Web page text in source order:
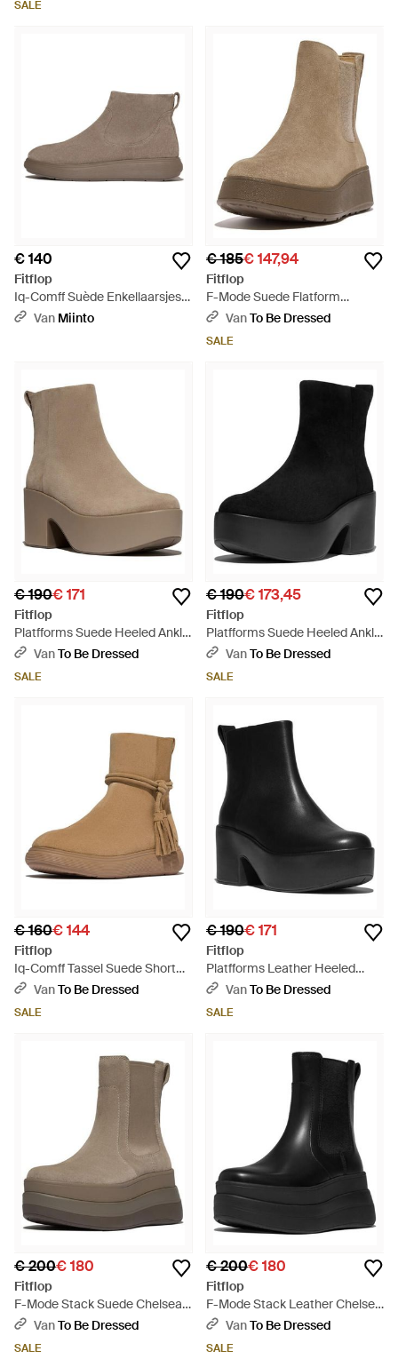
SALE
€ 140
Fitflop
Iq-Comff Suède Enkellaarsjes
Met Rits - Bruin
Van Miinto
€ 185€ 147,94
Fitflop
F-Mode Suede Flatform
Chelsea Boots 2-Tone Elastic -
VanTo Be Dressed
SALE
€ 190€ 171
Fitflop
Platfforms Suede Heeled Ankle
Boots - Bruin
VanTo Be Dressed
SALE
€ 190€ 173,45
Fitflop
Platfforms Suede Heeled Ankle
Boots - Zwart
VanTo Be Dressed
SALE
€ 160€ 144
Fitflop
Iq-Comff Tassel Suede Short
Boots - Bruin
VanTo Be Dressed
SALE
€ 190€ 171
Fitflop
Platfforms Leather Heeled
Ankle Boots - Zwart
VanTo Be Dressed
SALE
€ 200€ 180
Fitflop
F-Mode Stack Suede Chelsea
Boots - Bruin
VanTo Be Dressed
SALE
€ 200€ 180
Fitflop
F-Mode Stack Leather Chelsea
Boots - Zwart
VanTo Be Dressed
SALE